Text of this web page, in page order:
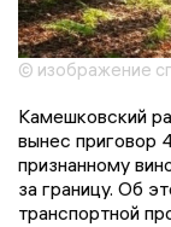
© изображение
Камешковский
вынес приговор
признанному
за границу. Об
транспортной